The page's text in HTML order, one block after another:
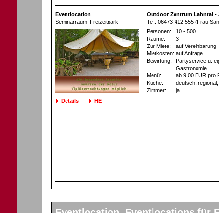
Eventlocation
Seminarraum , Freizeitpark
Outdoor Zentrum Lahntal -
Tel.: 06473-412 555 (Frau
Details HE
Personen:
10 - 500
Räume:
3
Zur Miete:
auf Vereinbarung
Mietkosten: auf Anfrage
Bewirtung:
Partyservice u.
Gastronomie
Menü:
ab 9,00 EUR pro
Küche:
deutsch,
Zimmer:
ja